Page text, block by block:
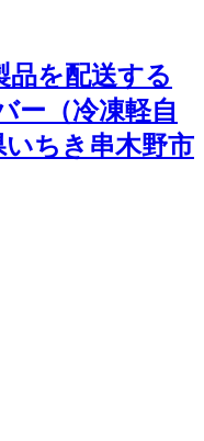
品を配送する
ー（冷凍軽自
ちき串木野市